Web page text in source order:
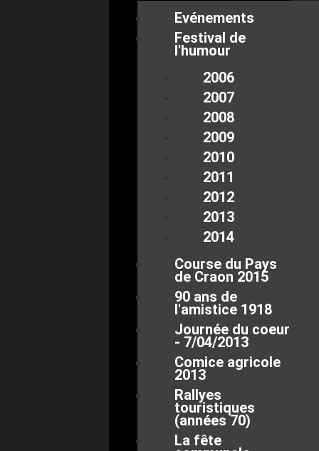
Evénements
Festival de
l'humour
2006
2007
2008
2009
2010
2011
2012
2013
2014
Course du Pays
de Craon 2015
90 ans de
l'amistice 1918
Journée du coeur
- 7/04/2013
Comice agricole
2013
Rallyes
touristiques
(années 70)
La fête